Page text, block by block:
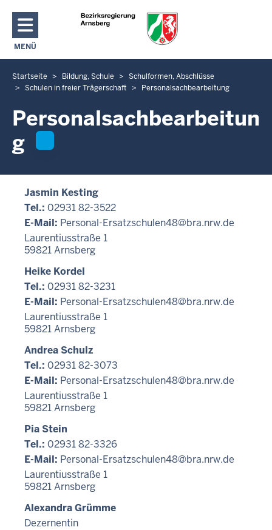
Direkt zum Inhalt
MENÜ
NAVIGATION AKTIVIEREN/DEAKTIVIEREN: HAUPTMENÜ
S
e
b
e
f
Startseite Bildung, Schule
Schulformen, Abschlüsse
Schulen in freier Trägerschaft
Personalsachbearbeitung
Personalsachbearbeitun
g
Jasmin Kesting
Tel.: 02931 82-3522
E-Mail: Personal-Ersatzschulen48@bra.nrw.de
Laurentiusstraße 1
59821Arnsberg
Heike Kordel
Tel.: 02931 82-3231
E-Mail: Personal-Ersatzschulen48@bra.nrw.de
Laurentiusstraße 1
59821Arnsberg
Andrea Schulz
Tel.: 02931 82-3073
E-Mail: Personal-Ersatzschulen48@bra.nrw.de
Laurentiusstraße 1
59821Arnsberg
Pia Stein
Tel.: 02931 82-3326
E-Mail: Personal-Ersatzschulen48@bra.nrw.de
Laurentiusstraße 1
59821Arnsberg
Alexandra Grümme
Dezernentin